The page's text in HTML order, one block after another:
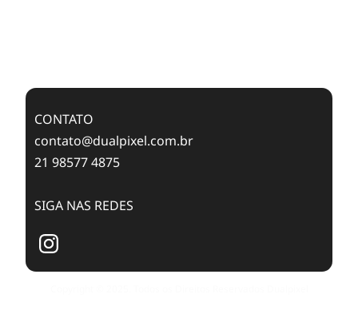
CONTATO
contato@dualpixel.com.br
21 98577 4875
SIGA NAS REDES